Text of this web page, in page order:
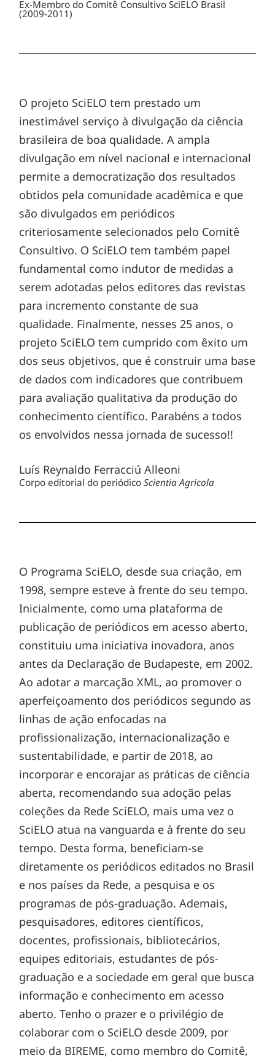
Ex-Membro do Comitê Consultivo SciELO Brasil
(2009-2011)
O projeto SciELO tem prestado um
inestimável serviço à divulgação da ciência
brasileira de boa qualidade. A ampla
divulgação em nível nacional e internacional
permite a democratização dos resultados
obtidos pela comunidade acadêmica e que
são divulgados em periódicos
criteriosamente selecionados pelo Comitê
Consultivo. O SciELO tem também papel
fundamental como indutor de medidas a
serem adotadas pelos editores das revistas
para incremento constante de sua
qualidade. Finalmente, nesses 25 anos, o
projeto SciELO tem cumprido com êxito um
dos seus objetivos, que é construir uma base
de dados com indicadores que contribuem
para avaliação qualitativa da produção do
conhecimento científico. Parabéns a todos
os envolvidos nessa jornada de sucesso!!
Luís Reynaldo Ferracciú Alleoni
Corpo editorial do periódicoScientia Agricola
O Programa SciELO, desde sua criação, em
1998, sempre esteve à frente do seu tempo.
Inicialmente, como uma plataforma de
publicação de periódicos em acesso aberto,
constituiu uma iniciativa inovadora, anos
antes da Declaração de Budapeste, em 2002.
Ao adotar a marcação XML, ao promover o
aperfeiçoamento dos periódicos segundo as
linhas de ação enfocadas na
profissionalização, internacionalização e
sustentabilidade, e partir de 2018, ao
incorporar e encorajar as práticas de ciência
aberta, recomendando sua adoção pelas
coleções da Rede SciELO, mais uma vez o
SciELO atua na vanguarda e à frente do seu
tempo. Desta forma, beneficiam-se
diretamente os periódicos editados no Brasil
e nos países da Rede, a pesquisa e os
programas de pós-graduação. Ademais,
pesquisadores, editores científicos,
docentes, profissionais, bibliotecários,
equipes editoriais, estudantes de pós-
graduação e a sociedade em geral que busca
informação e conhecimento em acesso
aberto. Tenho o prazer e o privilégio de
colaborar com o SciELO desde 2009, por
meio da BIREME, como membro do Comitê,